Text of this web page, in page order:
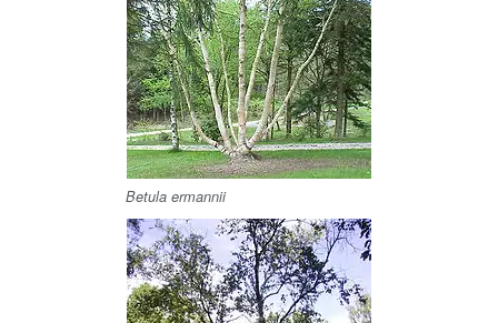
Betula ermannii